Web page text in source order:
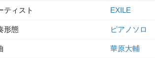
ティスト EXILE
形態 ピアノソロ
華原大輔